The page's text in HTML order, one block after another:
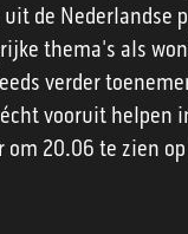
de Nederlandse
thema's als
verder
vooruit helpen
20.06 te zien op